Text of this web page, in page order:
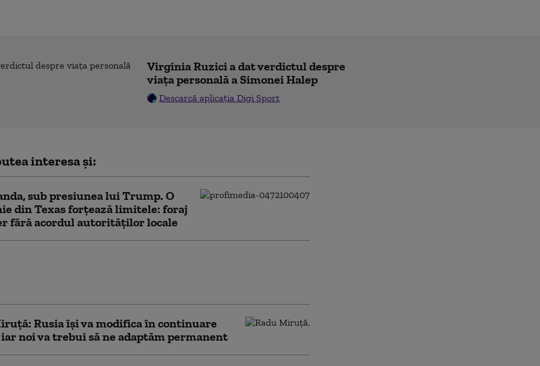
Virginia Ruzici a dat verdictul despre
viața personală a Simonei Halep
Descarcă aplicația Digi Sport
interesa și:
sub presiunea lui Trump. O
din Texas forțează limitele: foraj
fără acordul autorităților locale
Rusia își va modifica în continuare
noi va trebui să ne adaptăm permanent